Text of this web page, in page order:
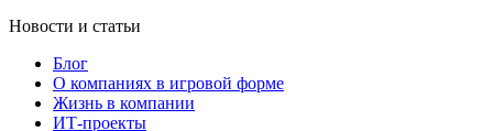
Новости и статьи
Блог
О компаниях в игровой форме
Жизнь в компании
ИТ-проекты